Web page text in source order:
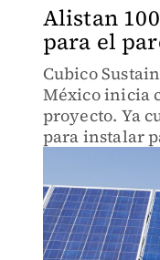
Alistan
para el
Cubico
México inicia
proyecto. Ya
para instalar